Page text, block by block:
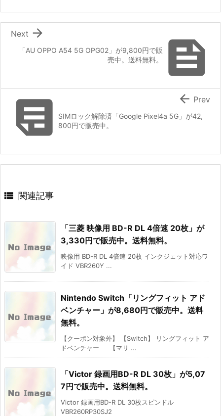

「AU OPPO A54 5G OPG02」が9,800円で販
売中。送料無料。

Next
SIMロック解除済「Google Pixel4a 5G」が42,
800円で販売中。
 Prev
 関連記事
「三菱 映像用 BD-R DL 4倍速 20枚」が
3,330円で販売中。送料無料。
映像用 BD-R DL 4倍速 20枚 インクジェット対応ワ
イド VBR260Y ...
Nintendo Switch「リングフィット アド
ベンチャー」が8,680円で販売中。送料
無料。
【クーポン対象外】 【Switch】 リングフィット ア
ドベンチャー 【マリ ...
「Victor 録画用BD-R DL 30枚」が5,07
7円で販売中。送料無料。
Victor 録画用BD-R DL 30枚スピンドル
VBR260RP30SJ2